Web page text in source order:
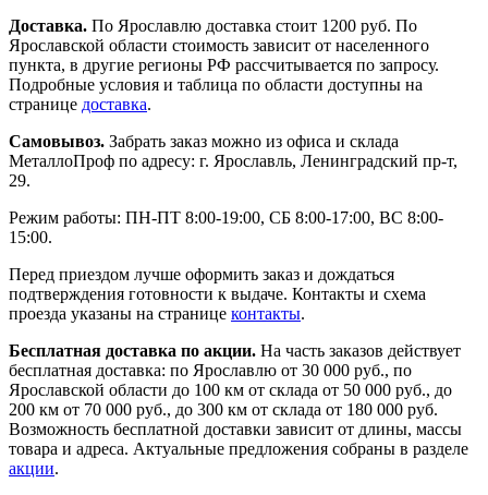
Доставка. По Ярославлю доставка стоит 1200 руб. По
Ярославской области стоимость зависит от населенного
пункта, в другие регионы РФ рассчитывается по запросу.
Подробные условия и таблица по области доступны на
странице доставка.
Самовывоз. Забрать заказ можно из офиса и склада
МеталлоПроф по адресу: г. Ярославль, Ленинградский пр-т,
29.
Режим работы: ПН-ПТ 8:00-19:00, СБ 8:00-17:00, ВС 8:00-
15:00.
Перед приездом лучше оформить заказ и дождаться
подтверждения готовности к выдаче. Контакты и схема
проезда указаны на странице контакты.
Бесплатная доставка по акции. На часть заказов действует
бесплатная доставка: по Ярославлю от 30 000 руб., по
Ярославской области до 100 км от склада от 50 000 руб., до
200 км от 70 000 руб., до 300 км от склада от 180 000 руб.
Возможность бесплатной доставки зависит от длины, массы
товара и адреса. Актуальные предложения собраны в разделе
акции.